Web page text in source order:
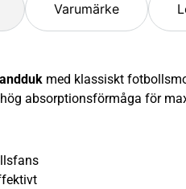
Varumärke
med klassiskt
absorptionsförmåga för